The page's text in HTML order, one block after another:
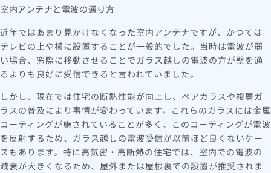
室内アンテナと電波の通り方
近年ではあまり見かけなくなった室内アンテナですが、かつては
テレビの上や横に設置することが一般的でした。当時は電波が弱
い場合、窓際に移動させることでガラス越しの電波の方が壁を通
るよりも良好に受信できると言われていました。
しかし、現在では住宅の断熱性能が向上し、ペアガラスや複層ガ
ラスの普及により事情が変わっています。これらのガラスには金属
コーティングが施されていることが多く、このコーティングが電波
を反射するため、ガラス越しの電波受信が以前ほど良くないケー
スもあります。特に高気密・高断熱の住宅では、室内での電波の
減衰が大きくなるため、屋外または屋根裏での設置が推奨されま